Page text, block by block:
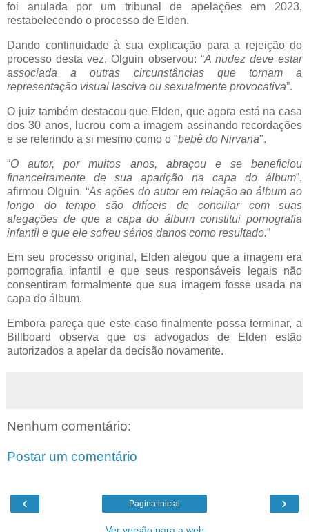
foi anulada por um tribunal de apelações em 2023,
restabelecendo o processo de Elden.
Dando continuidade à sua explicação para a rejeição do
processo desta vez,Olguin observou: “A nudez deve estar
associada a outras circunstâncias que tornam a
representação visual lasciva ou sexualmente provocativa”.
O juiz também destacou que Elden, que agora está na casa
dos 30 anos, lucrou com a imagem assinando recordações
e se referindo a si mesmo como o "bebê do Nirvana".
“O autor, por muitos anos, abraçou e se beneficiou
financeiramente de sua aparição na capa do álbum”,
afirmou Olguin. “As ações do autor em relação ao álbum ao
longo do tempo são difíceis de conciliar com suas
alegações de que a capa do álbum constitui pornografia
infantil e que ele sofreu sérios danos como resultado.”
Em seu processo original, Elden alegou que a imagem era
pornografia infantil e que seus responsáveis ​​legais não
consentiram formalmente que sua imagem fosse usada na
capa do álbum.
Embora pareça que este caso finalmente possa terminar, a
Billboard observa que os advogados de
Elden estão
autorizados a apelar da decisão novamente.
Nenhum comentário:
Postar um comentário
‹ ›
Página inicial